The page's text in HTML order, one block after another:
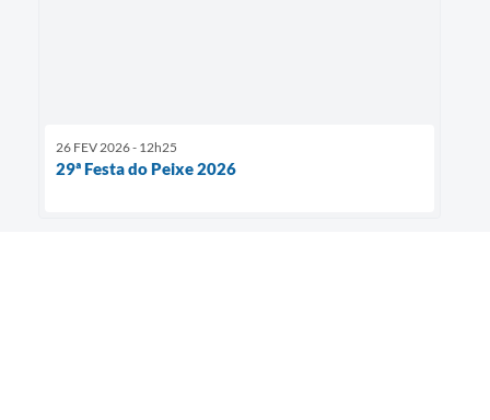
26 FEV 2026 - 12h25
29ª Festa do Peixe 2026